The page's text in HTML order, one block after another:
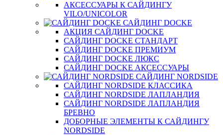
АКСЕССУАРЫ К САЙДИНГУ
VILO/UNICOLOR
САЙДИНГ DOCKE
АКЦИЯ САЙДИНГ DOCKE
САЙДИНГ DOCKE СТАНДАРТ
САЙДИНГ DOCKE ПРЕМИУМ
САЙДИНГ DOCKE ЛЮКС
САЙДИНГ DOCKE АКСЕССУАРЫ
САЙДИНГ NORDSIDE
САЙДИНГ NORDSIDE КЛАССИКА
САЙДИНГ NORDSIDE ЛАПЛАНДИЯ
САЙДИНГ NORDSIDE ЛАПЛАНДИЯ
БРЕВНО
ДОБОРНЫЕ ЭЛЕМЕНТЫ К САЙДИНГУ
NORDSIDE